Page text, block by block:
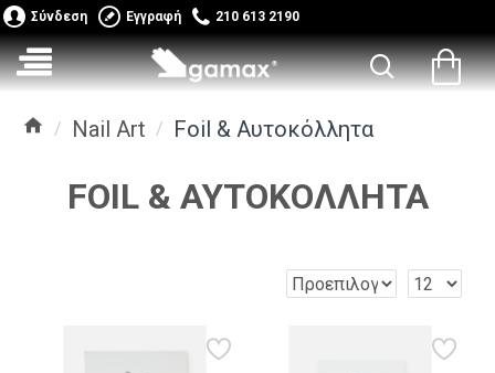
Σύνδεση Εγγραφή 210 613 2190
Nail Art Foil & Αυτοκόλλητα
FOIL & ΑΥΤΟΚΌΛΛΗΤΑ